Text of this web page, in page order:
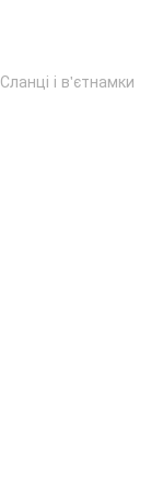
Сланці і в'єтнамки